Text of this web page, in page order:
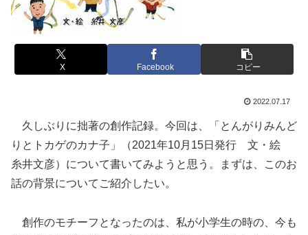
X Facebook コピー
2022.07.17
久しぶりに拙著の創作記録。今回は、「とんがりみんど
りとトカゲのカナ子」（2021年10月15日発行 文・絵
糸井文彦）について書いてみようと思う。まずは、このお
話の背景についてご紹介したい。
創作のモチーフとなったのは、私が小学生の時の、今も